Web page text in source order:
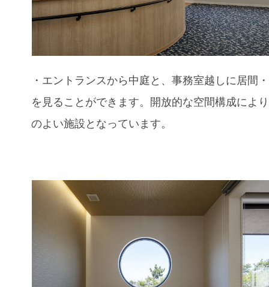
・エントランスから中庭と、事務室越しに居間
を見ることができます。開放的な空間構成によ
のよい施設となっています。